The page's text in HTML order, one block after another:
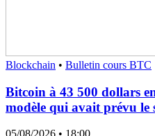
Blockchain • Bulletin cours BTC
Bitcoin à 43 500 dollars
modèle qui avait prévu le